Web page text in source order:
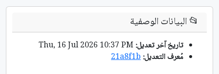
📂البيانات الوصفية
تاريخ آخر تعديل:
مُعرف التعديل:21a8f1b